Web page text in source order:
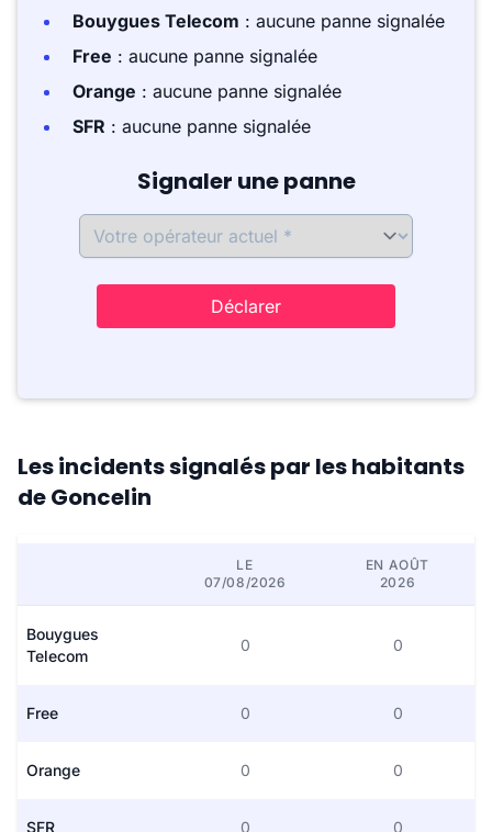
Bouygues Telecom : aucune panne signalée
Free : aucune panne signalée
Orange : aucune panne signalée
SFR : aucune panne signalée
Signaler une panne
Déclarer
Les incidents signalés par les habitants
de Goncelin
LE
07/08/2026
EN AOÛT
2026
Bouygues
Telecom
0 0
Free 0 0
Orange 0 0
SFR 0 0